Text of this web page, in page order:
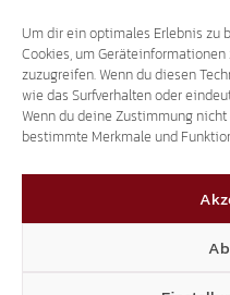
Um dir ein optimales Erlebnis zu
Cookies, um
zuzugreifen. Wenn du diesen
wie das Surfverhalten oder
Wenn du deine Zustimmung
bestimmte Merkmale und